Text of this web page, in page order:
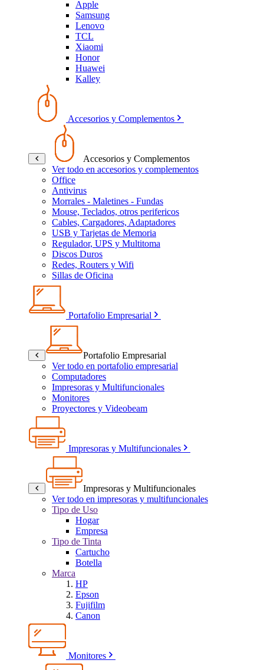
Apple
Samsung
Lenovo
TCL
Xiaomi
Honor
Huawei
Kalley
Accesorios y Complementos
Accesorios y Complementos
Ver todo en accesorios y complementos
Office
Antivirus
Morrales - Maletines - Fundas
Mouse, Teclados, otros perifericos
Cables, Cargadores, Adaptadores
USB y Tarjetas de Memoria
Regulador, UPS y Multitoma
Discos Duros
Redes, Routers y Wifi
Sillas de Oficina
Portafolio Empresarial
Portafolio Empresarial
Ver todo en portafolio empresarial
Computadores
Impresoras y Multifuncionales
Monitores
Proyectores y Videobeam
Impresoras y Multifuncionales
Impresoras y Multifuncionales
Ver todo en impresoras y multifuncionales
Tipo de Uso
Hogar
Empresa
Tipo de Tinta
Cartucho
Botella
Marca
HP
Epson
Fujifilm
Canon
Monitores